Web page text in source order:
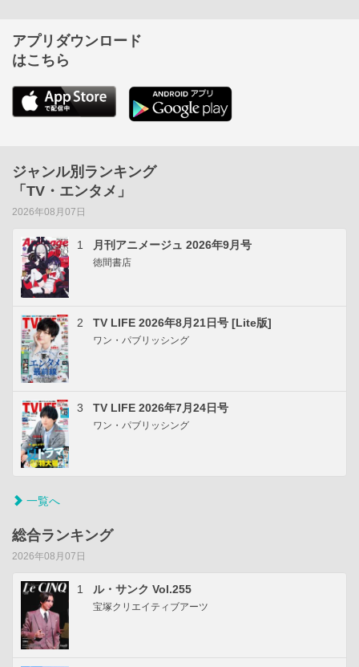
アプリダウンロード
はこちら
ジャンル別ランキング
「TV・エンタメ」
2026年08月07日
1 月刊アニメージュ 2026年9月号
徳間書店
2 TV LIFE 2026年8月21日号 [Lite版]
ワン・パブリッシング
3 TV LIFE 2026年7月24日号
ワン・パブリッシング
一覧へ
総合ランキング
2026年08月07日
1 ル・サンク Vol.255
宝塚クリエイティブアーツ